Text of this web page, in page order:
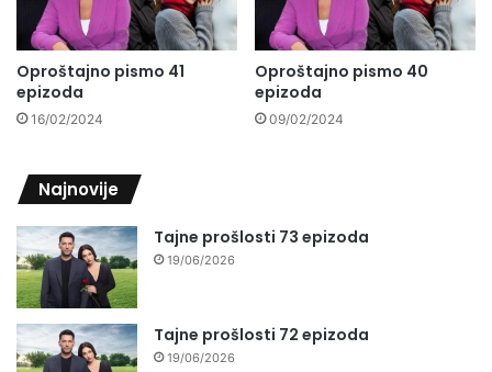
Oproštajno pismo 41
epizoda
16/02/2024
Oproštajno pismo 40
epizoda
09/02/2024
Najnovije
Tajne prošlosti 73 epizoda
19/06/2026
Tajne prošlosti 72 epizoda
19/06/2026